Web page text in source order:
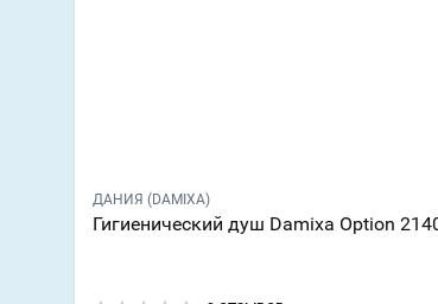
ДАНИЯ (DAMIXA)
Гигиенический душ Damixa Option